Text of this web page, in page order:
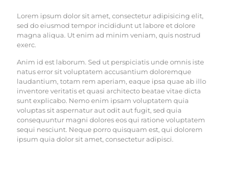
Lorem ipsum dolor sit amet, consectetur adipisicing elit,
sed do eiusmod tempor incididunt ut labore et dolore
magna aliqua. Ut enim ad minim veniam, quis nostrud
exerc.
Anim id est laborum. Sed ut perspiciatis unde omnis iste
natus error sit voluptatem accusantium doloremque
laudantium, totam rem aperiam, eaque ipsa quae ab illo
inventore veritatis et quasi architecto beatae vitae dicta
sunt explicabo. Nemo enim ipsam voluptatem quia
voluptas sit aspernatur aut odit aut fugit, sed quia
consequuntur magni dolores eos qui ratione voluptatem
sequi nesciunt. Neque porro quisquam est, qui dolorem
ipsum quia dolor sit amet, consectetur adipisci.